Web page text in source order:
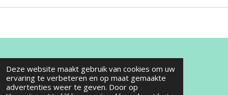
Deze website maakt gebruik van cookies om uw
ervaring te verbeteren en op maat gemaakte
advertenties weer te geven. Door op
© 2025 - 2026 Jolie things
Powered by JouwWeb